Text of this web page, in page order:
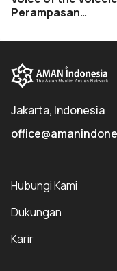
Perampasan…
Jakarta, Indonesia
Hubungi Kami
Dukungan
Karir